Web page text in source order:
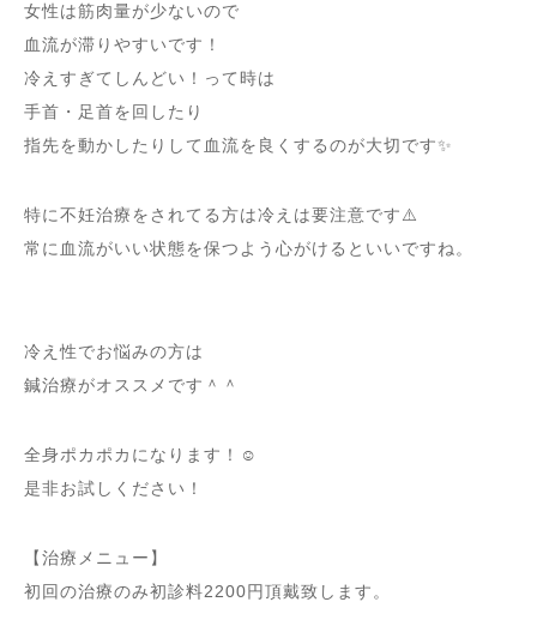
女性は筋肉量が少ないので
血流が滞りやすいです！
冷えすぎてしんどい！って時は
手首・足首を回したり
指先を動かしたりして血流を良くするのが大切です✨
特に不妊治療をされてる方は冷えは要注意です⚠️
常に血流がいい状態を保つよう心がけるといいですね。
冷え性でお悩みの方は
鍼治療がオススメです＾＾
全身ポカポカになります！☺️
是非お試しください！
【治療メニュー】
初回の治療のみ初診料2200円頂戴致します。